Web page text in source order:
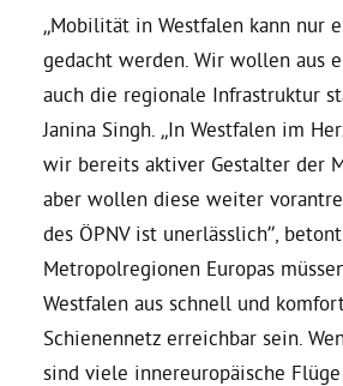
Aktiv werden
Termine
Arbeitsgruppen
Mitglied werden
„Mobilität in Westfalen kann nur
gedacht werden. Wir wollen aus
auch die regionale Infrastruktur
Janina Singh. „In Westfalen im
wir bereits aktiver Gestalter der
aber wollen diese weiter
des ÖPNV ist unerlässlich”,
Metropolregionen Europas
Westfalen aus schnell und
Schienennetz erreichbar sein.
sind viele innereuropäische